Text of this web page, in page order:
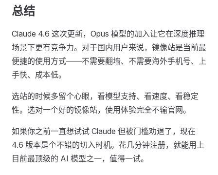
总结
Claude 4.6 这次更新，Opus 模型的加入让它在深度推理
场景下更有竞争力。对于国内用户来说，镜像站是当前最
便捷的使用方式——不需要翻墙、不需要海外手机号、上
手快、成本低。
选站的时候多留个心眼，看模型支持、看速度、看稳定
性。选对一个好的镜像站，使用体验完全不输官网。
如果你之前一直想试试 Claude 但被门槛劝退了，现在
4.6 版本是个不错的切入时机。花几分钟注册，就能用上
目前最顶级的 AI 模型之一，值得一试。